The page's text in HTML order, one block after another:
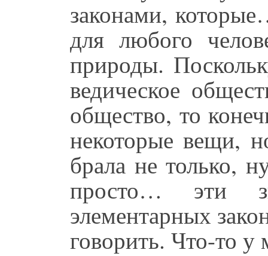
законами,
для любого
природы.
ведическое
общество, то
некоторые вещи,
брала не только,
просто… эти
элементарных
говорить. Что-то